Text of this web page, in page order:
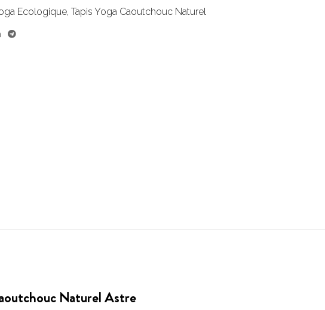
Ecologique, Tapis Yoga Caoutchouc Naturel
Naturel Astre